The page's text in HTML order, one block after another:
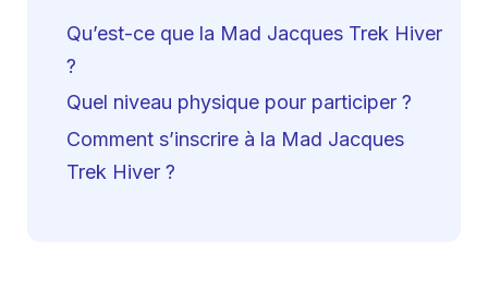
Qu’est-ce que la Mad Jacques Trek Hiver
?
Quel niveau physique pour participer ?
Comment s’inscrire à la Mad Jacques
Trek Hiver ?